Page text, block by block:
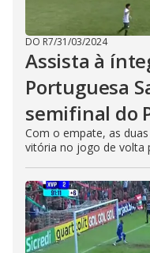
DO R7/31/03/2024
Assista à
Portuguesa
semifinal do
Com o empate, as
vitória no jogo de volta